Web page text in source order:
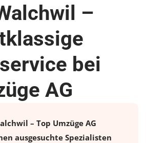
–
bei
AG
– Top Umzüge AG
ausgesuchte Spezialisten